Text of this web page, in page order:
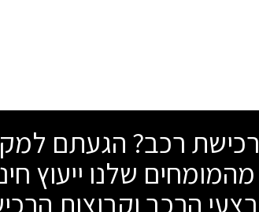
רכב? הגעתם
מהמומחים שלנו ייעוץ
הרכב וקבוצות